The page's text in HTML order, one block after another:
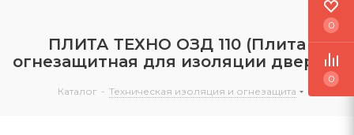
ПЛИТА ТЕХНО ОЗД 110 (Плита
огнезащитная для изоляции дверей)
Каталог - Техническая изоляция и огнезащита
0
0